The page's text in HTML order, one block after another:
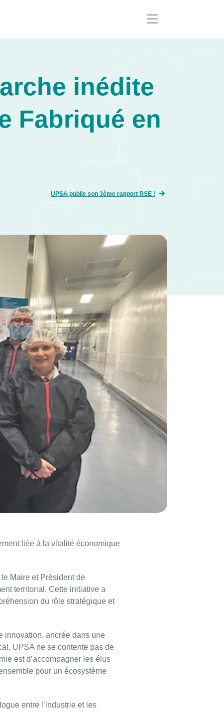
inédite
Fabriqué en
UPSA publie son 3ème rapport RSE !
liée à la vitalité économique
Maire et Président de
territorial. Cette initiative a
du rôle stratégique et
innovation, ancrée dans une
UPSA ne se contente pas de
est d’accompagner les élus
pour un écosystème
entre l’industrie et les